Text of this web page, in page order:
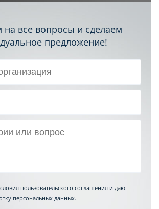
все вопросы и сделаем
предложение!
пользовательского соглашения и даю
персональных данных.